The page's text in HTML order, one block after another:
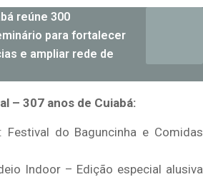
reúne 300
para fortalecer
e ampliar rede de
– 307 anos de Cuiabá:
do Baguncinha e Comidas
Indoor – Edição especial alusiva